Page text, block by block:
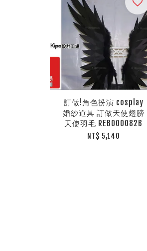
訂做!角色扮演 cosplay
婚紗道具 訂做天使翅膀
天使羽毛 REB000082B
NT$ 5,140